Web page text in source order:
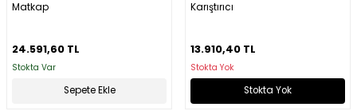
Matkap
24.591,60 TL
Stokta Var
Sepete Ekle
Karıştırıcı
13.910,40 TL
Stokta Yok
Stokta Yok